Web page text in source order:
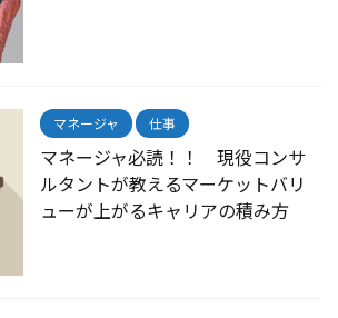
マネージャ 仕事
マネージャ必読！！ 現役コンサ
ルタントが教えるマーケットバリ
ューが上がるキャリアの積み方